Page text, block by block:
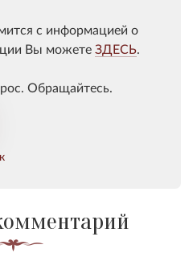
с информацией о
Вы можете ЗДЕСЬ.
Обращайтесь.